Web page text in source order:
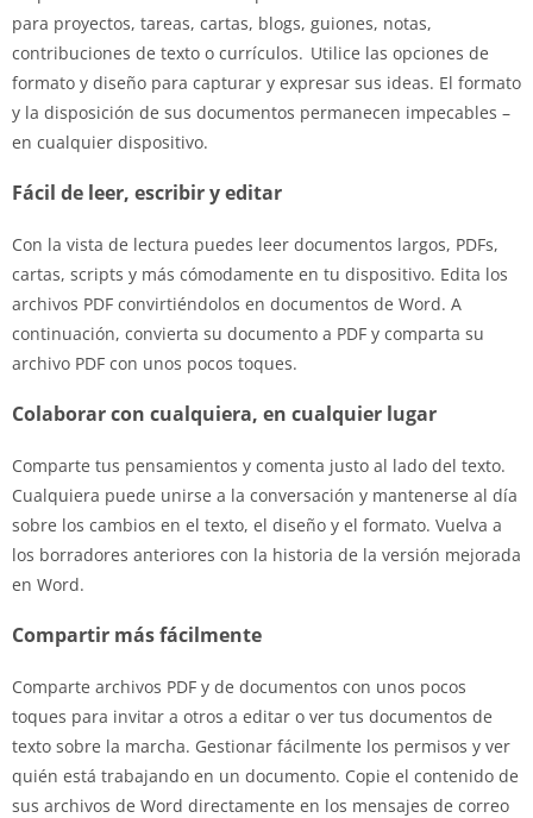
para proyectos, tareas, cartas, blogs, guiones, notas,
contribuciones de texto o currículos. Utilice las opciones de
formato y diseño para capturar y expresar sus ideas. El formato
y la disposición de sus documentos permanecen impecables –
en cualquier dispositivo.
Fácil de leer, escribir y editar
Con la vista de lectura puedes leer documentos largos, PDFs,
cartas, scripts y más cómodamente en tu dispositivo. Edita los
archivos PDF convirtiéndolos en documentos de Word. A
continuación, convierta su documento a PDF y comparta su
archivo PDF con unos pocos toques.
Colaborar con cualquiera, en cualquier lugar
Comparte tus pensamientos y comenta justo al lado del texto.
Cualquiera puede unirse a la conversación y mantenerse al día
sobre los cambios en el texto, el diseño y el formato. Vuelva a
los borradores anteriores con la historia de la versión mejorada
en Word.
Compartir más fácilmente
Comparte archivos PDF y de documentos con unos pocos
toques para invitar a otros a editar o ver tus documentos de
texto sobre la marcha. Gestionar fácilmente los permisos y ver
quién está trabajando en un documento. Copie el contenido de
sus archivos de Word directamente en los mensajes de correo